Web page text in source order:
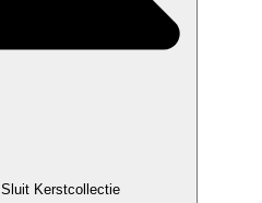
Sluit Kerstcollectie